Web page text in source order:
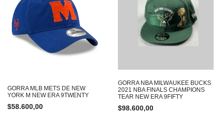
GORRA MLB METS DE NEW
YORK M NEW ERA 9TWENTY
$58.600,00
GORRA NBA MILWAUKEE BUCKS
2021 NBA FINALS CHAMPIONS
TEAR NEW ERA 9FIFTY
$98.600,00